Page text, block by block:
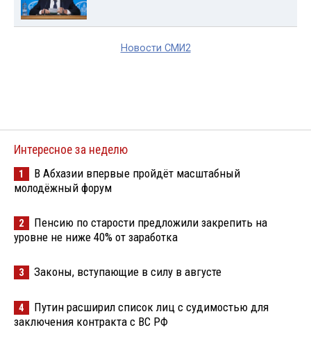
Новости СМИ2
Интересное за неделю
1
В Абхазии впервые пройдёт масштабный
молодёжный форум
2
Пенсию по старости предложили закрепить на
уровне не ниже 40% от заработка
3 Законы, вступающие в силу в августе
4
Путин расширил список лиц с судимостью для
заключения контракта с ВС РФ